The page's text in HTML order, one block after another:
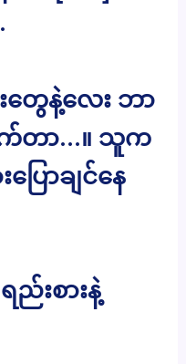
ေနဲ့လေး ဘာ
က်တာ…။ သူက
ြောချင်နေ
းစားနဲ့